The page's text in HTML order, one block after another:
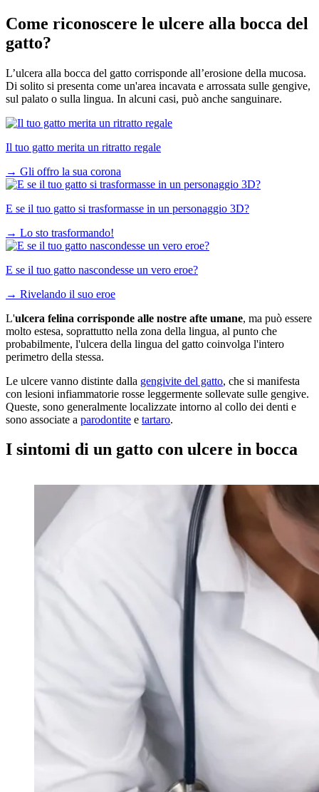
Come riconoscere le ulcere alla bocca del
gatto?
L’ulcera alla bocca del gatto corrisponde all’erosione della mucosa.
Di solito si presenta come un'area incavata e arrossata sulle gengive,
sul palato o sulla lingua. In alcuni casi, può anche sanguinare.
Il tuo gatto merita un ritratto regale
→ Gli offro la sua corona
E se il tuo gatto si trasformasse in un personaggio 3D?
→ Lo sto trasformando!
E se il tuo gatto nascondesse un vero eroe?
→ Rivelando il suo eroe
L'ulcera felina corrisponde alle nostre afte umane, ma può essere
molto estesa, soprattutto nella zona della lingua, al punto che
probabilmente, l'ulcera della lingua del gatto coinvolga l'intero
perimetro della stessa.
Le ulcere vanno distinte dalla gengivite del gatto, che si manifesta
con lesioni infiammatorie rosse leggermente sollevate sulle gengive.
Queste, sono generalmente localizzate intorno al collo dei denti e
sono associate a parodontite e tartaro.
I sintomi di un gatto con ulcere in bocca